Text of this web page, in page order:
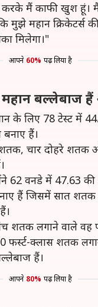
करके मैं काफी खुश हूं।
मुझे महान क्रिकेटर्स
मिलेगा।"
आपने 60% पढ़ लिया है
बल्लेबाज हैं
के लिए 78 टेस्ट में
हैं।
शतक, चार दोहरे शतक
62 वनडे में 47.63
हैं जिसमें सात
शतक लगाने वाले वह
फर्स्ट-क्लास शतक
हैं।
आपने 80% पढ़ लिया है